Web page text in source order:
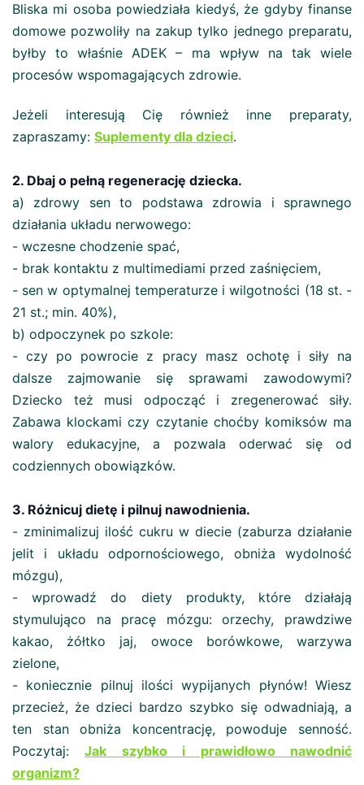
Bliska mi osoba powiedziała kiedyś, że gdyby finanse
domowe pozwoliły na zakup tylko jednego preparatu,
byłby to właśnie ADEK – ma wpływ na tak wiele
procesów wspomagających zdrowie.
Jeżeli interesują Cię również inne preparaty,
zapraszamy: Suplementy dla dzieci.
2. Dbaj o pełną regenerację dziecka.
a) zdrowy sen to podstawa zdrowia i sprawnego
działania układu nerwowego:
- wczesne chodzenie spać,
- brak kontaktu z multimediami przed zaśnięciem,
- sen w optymalnej temperaturze i wilgotności (18 st. -
21 st.; min. 40%),
b) odpoczynek po szkole:
- czy po powrocie z pracy masz ochotę i siły na
dalsze zajmowanie się sprawami zawodowymi?
Dziecko też musi odpocząć i zregenerować siły.
Zabawa klockami czy czytanie choćby komiksów ma
walory edukacyjne, a pozwala oderwać się od
codziennych obowiązków.
3. Różnicuj dietę i pilnuj nawodnienia.
- zminimalizuj ilość cukru w diecie (zaburza działanie
jelit i układu odpornościowego, obniża wydolność
mózgu),
- wprowadź do diety produkty, które działają
stymulująco na pracę mózgu: orzechy, prawdziwe
kakao, żółtko jaj, owoce borówkowe, warzywa
zielone,
- koniecznie pilnuj ilości wypijanych płynów! Wiesz
przecież, że dzieci bardzo szybko się odwadniają, a
ten stan obniża koncentrację, powoduje senność.
Poczytaj:Jak szybko i prawidłowo nawodnić
organizm?